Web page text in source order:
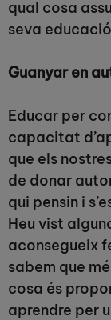
qual cosa
seva
Guanyar en
Educar per
capacitat
que els
de donar
qui pensin i
Heu vist
aconsegueix
sabem que
cosa és
aprendre per